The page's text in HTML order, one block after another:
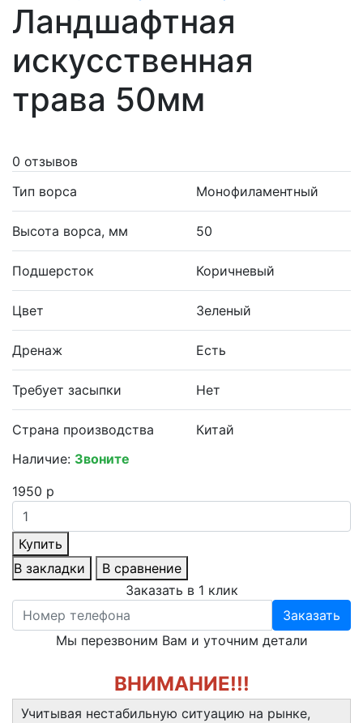
Ландшафтная
искусственная
трава 50мм
0 отзывов
Тип ворса
Монофиламентный
Высота ворса, мм 50
Подшерсток Коричневый
Цвет Зеленый
Дренаж Есть
Требует засыпки Нет
Страна производства
Китай
Наличие: Звоните
1950 р
Купить
В закладки
В сравнение
Заказать в 1 клик
Заказать
Мы перезвоним Вам и уточним детали
ВНИМАНИЕ!!!
Учитывая нестабильную ситуацию на рынке,